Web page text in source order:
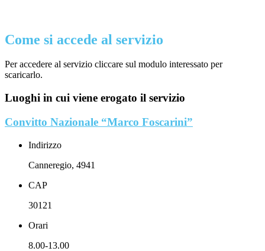
Come si accede al servizio
Per accedere al servizio cliccare sul modulo interessato per
scaricarlo.
Luoghi in cui viene erogato il servizio
Convitto Nazionale “Marco Foscarini”
Indirizzo
Canneregio, 4941
CAP
30121
Orari
8.00-13.00